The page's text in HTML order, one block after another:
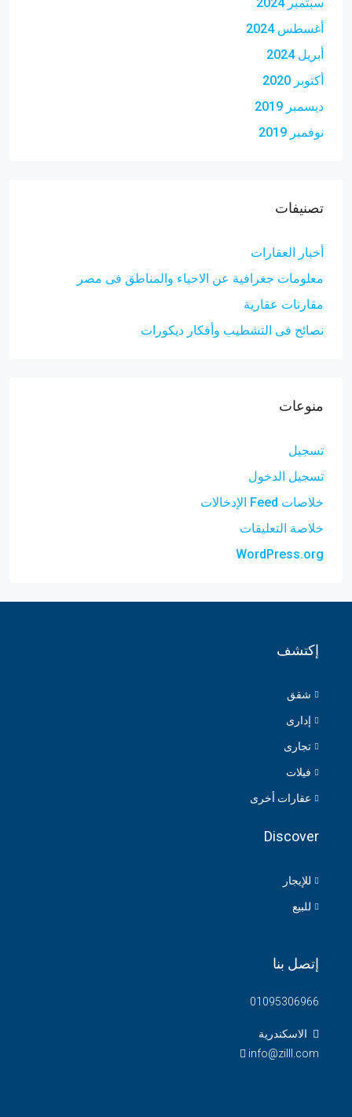
أغسطس 2024
أبريل 2024
أكتوبر 2020
ديسمبر 2019
نوفمبر 2019
تصنيفات
أخبار العقارات
معلومات جغرافية عن الاحياء والمناطق فى مصر
مقارنات عقارية
نصائح فى التشطيب وأفكار ديكورات
منوعات
تسجيل
تسجيل الدخول
خلاصات Feed الإدخالات
خلاصة التعليقات
WordPress.org
إكتشف
شقق
إدارى
تجارى
فيلات
عقارات أخرى
Discover
للإيجار
للبيع
إتصل بنا
01095306966
الاسكندرية
info@zilll.com